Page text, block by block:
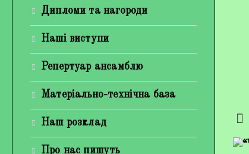
Дипломи та нагороди
Наші виступи
Репертуар ансамблю
Матеріально-технічна база
Наш розклад
Про нас пишуть